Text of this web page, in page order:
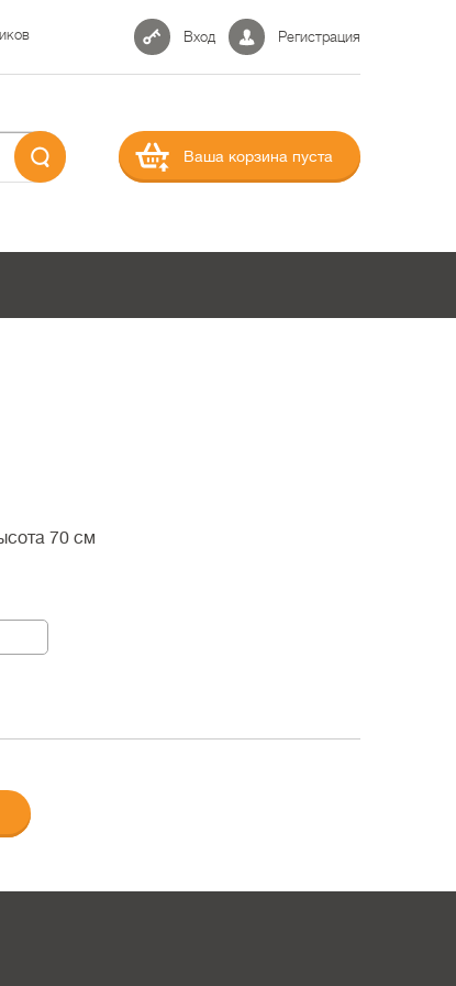
Вход Регистрация
Ваша корзина пуста
70 см